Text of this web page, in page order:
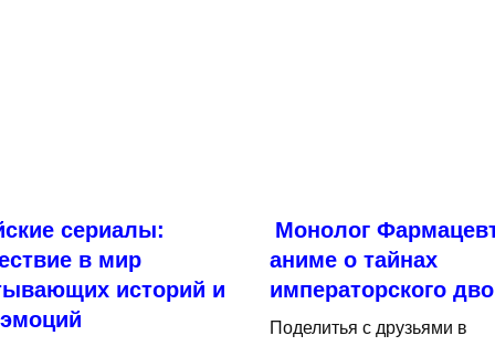
сериалы:
в мир
историй и
Монолог
аниме о тайнах
императорского
Поделитья с друзьями в